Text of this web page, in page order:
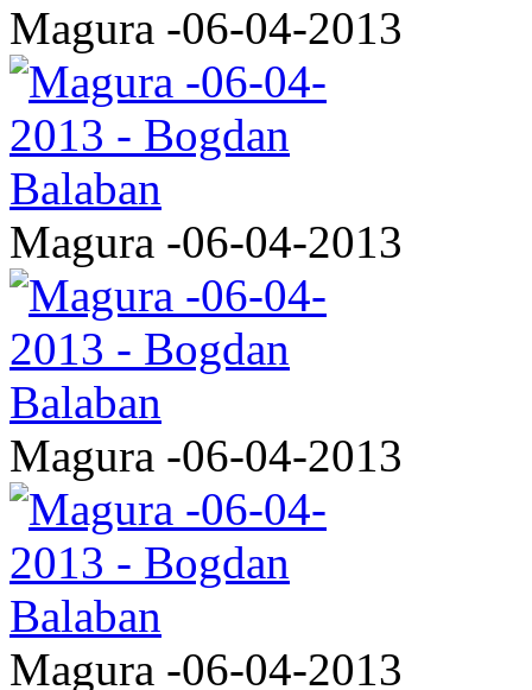
Magura -06-04-2013
Magura -06-04-2013
Magura -06-04-2013
Magura -06-04-2013